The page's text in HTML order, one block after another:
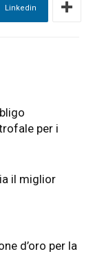
Linkedin
per i
il miglior
d’oro per la